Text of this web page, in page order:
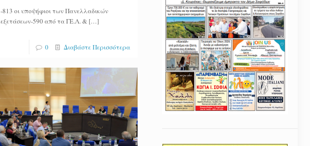
-813 οι υποψήφιοι των Πανελλαδικών
εξετάσεων-590 από τα ΓΕ.Λ. & […]
0 Διαβάστε Περισσότερα